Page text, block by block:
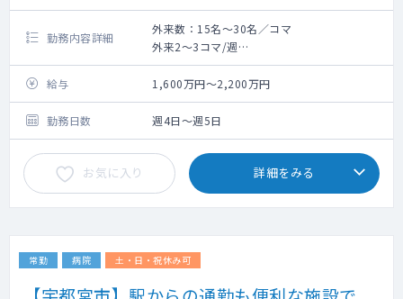
勤務内容詳細
外来数：15名～30名／コマ
外来2〜3コマ/週
病棟管理:主治医制15〜30名
給与
1,600万円～2,200万円
勤務日数 週4日～週5日
お気に入り 詳細をみる
常勤 病院 土・日・祝休み可